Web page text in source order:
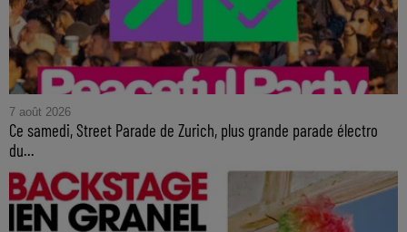
7 août 2026
Ce samedi, Street Parade de Zurich, plus grande parade électro
du...